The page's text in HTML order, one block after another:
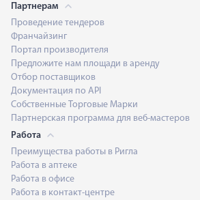
Партнерам
Проведение тендеров
Франчайзинг
Портал производителя
Предложите нам площади в аренду
Отбор поставщиков
Документация по API
Собственные Торговые Марки
Партнерская программа для веб-мастеров
Работа
Преимущества работы в Ригла
Работа в аптеке
Работа в офисе
Работа в контакт-центре